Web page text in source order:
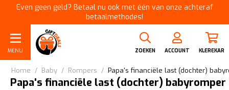
Even geen geld? Betaal nu ook met één van onze achteraf
betaalmethodes!
MENU ZOEKEN ACCOUNT KLEREKAR
Home / Baby / Rompers / Papa's financiële last (dochter)
Papa's financiële last (dochter) babyromper